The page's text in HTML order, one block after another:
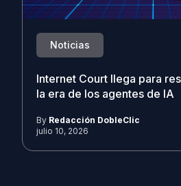
Noticias
Internet Court llega para
la era de los agentes de IA
By Redacción DobleClic
julio 10, 2026